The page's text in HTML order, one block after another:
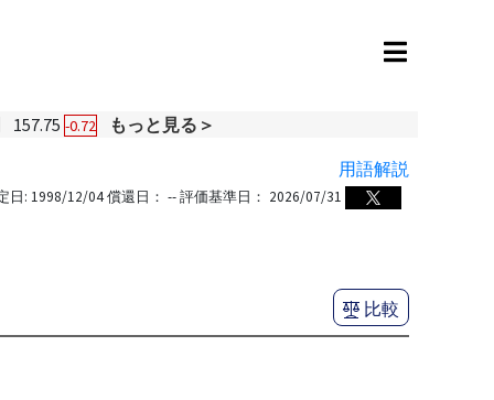
157.75 -0.72
もっと見る＞
用語解説
日: 1998/12/04 償還日： -- 評価基準日： 2026/07/31
比較